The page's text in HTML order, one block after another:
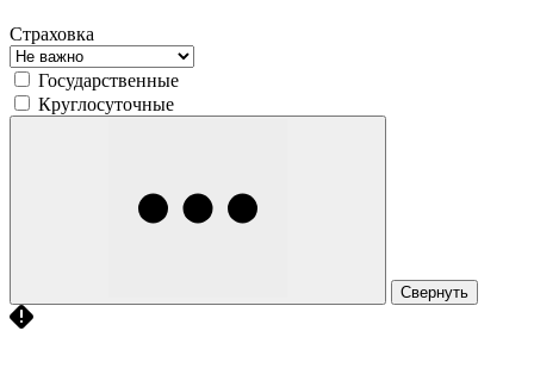
Страховка
Государственные
Круглосуточные
Свернуть